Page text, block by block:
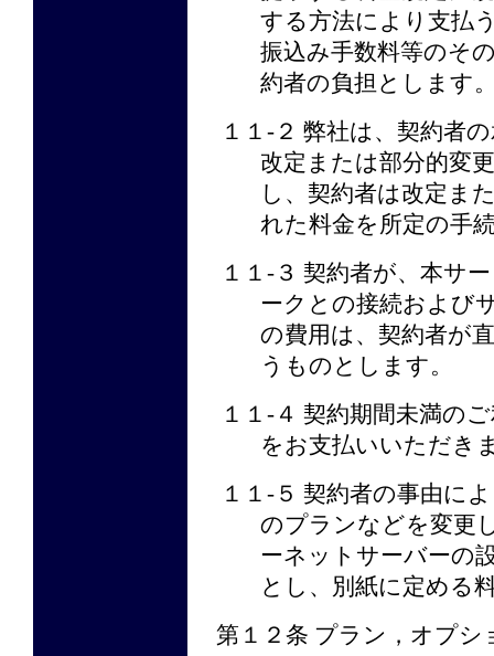
する方法により支払
振込み手数料等のそ
約者の負担とします
１１-２ 弊社は、契約者
改定または部分的変
し、契約者は改定ま
れた料金を所定の手
１１-３ 契約者が、本サ
ークとの接続および
の費用は、契約者が
うものとします。
１１-４ 契約期間未満の
をお支払いいただき
１１-５ 契約者の事由に
のプランなどを変更
ーネットサーバーの
とし、別紙に定める
第１２条 プラン，オプシ